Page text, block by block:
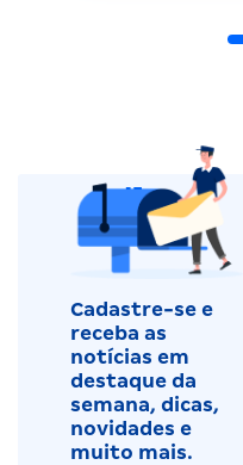
Cadastre-se e
receba as
notícias em
destaque da
semana, dicas,
novidades e
muito mais.